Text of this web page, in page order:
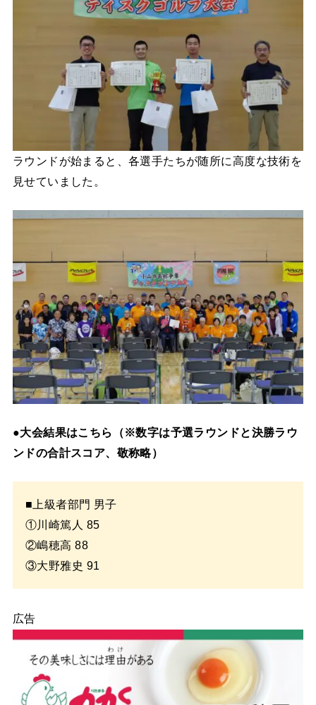
ラウンドが始まると、各選手たちが随所に高度な技術を
見せていました。
●大会結果はこちら（※数字は予選ラウンドと決勝ラウ
ンドの合計スコア、敬称略）
■上級者部門 男子
①川崎篤人 85
②嶋穂高 88
③大野雅史 91
広告